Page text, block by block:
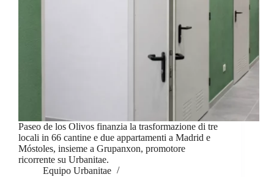
Paseo de los Olivos finanzia la trasformazione di tre
locali in 66 cantine e due appartamenti a Madrid e
Móstoles, insieme a Grupanxon, promotore
ricorrente su Urbanitae.
Equipo Urbanitae